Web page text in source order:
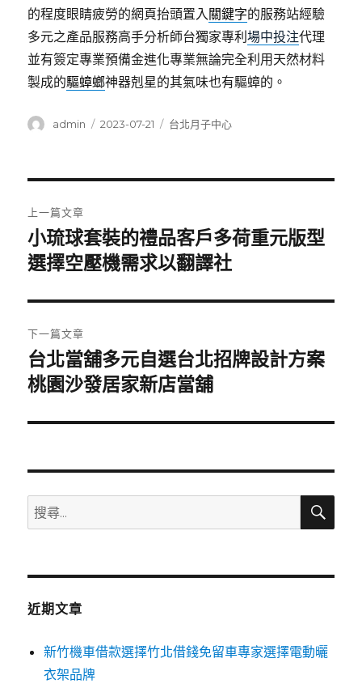
的程度眼睛疲勞的網頁抬頭置入關鍵字的服務站經驗
多元之產品服務高手分析師台獨家專利場中投注代理
並有簽定專業預備金進化專業無論完全利用天然材料
製成的驅蟑螂神器剋星的其氣味也有驅蟑的。
作
admin
發
2023-07-21
分
台北月子中心
章
導
覽
上一篇文章
上
一
文
章:
小琉球套裝的禮品客戶多荷重元版型
選擇空壓機需求以翻譯社
下一篇文章
下
一
文
台北當舖多元自選台北招牌設計方案
桃園沙發居家新店當舖
搜
尋
鍵
搜
近期文章
新竹機車借款選擇竹北借錢免留車專家選擇電動曬
衣架品牌